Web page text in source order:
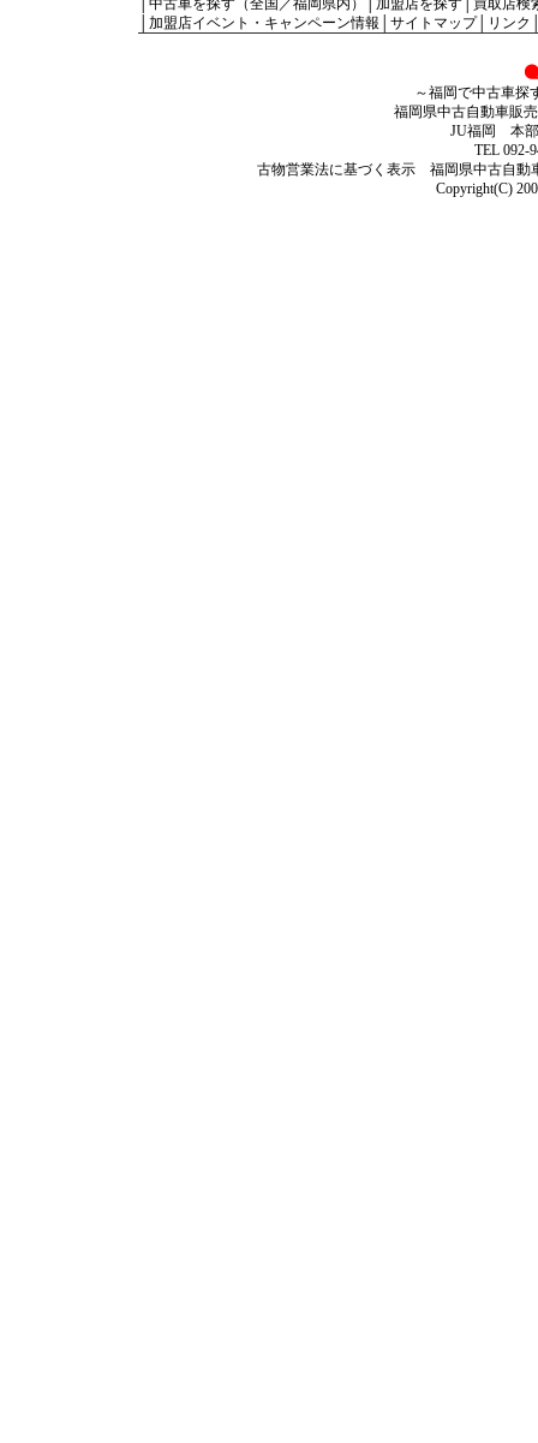
中古車を探す（全国 ／ 福岡県内 ） 加盟店を探す
買取店検
加盟店イベント・キャンペーン情報 サイトマップ│ リンク
～福岡で中古車探
福岡県中古自動車販
JU福岡 本部
TEL 092-
古物営業法に基づく表示 福岡県中古自
Copyright(C)